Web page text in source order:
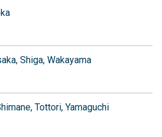
Shiga Wakayama
Tottori Yamaguchi